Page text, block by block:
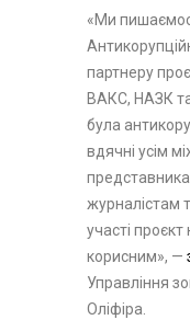
«Ми
партнеру
ВАКС, НАЗК
була
вдячні усім
журналістам
участі
корисним», —
Управління
Оліфіра.